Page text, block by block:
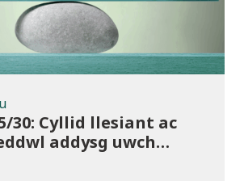
30: Cyllid llesiant ac
addysg uwch